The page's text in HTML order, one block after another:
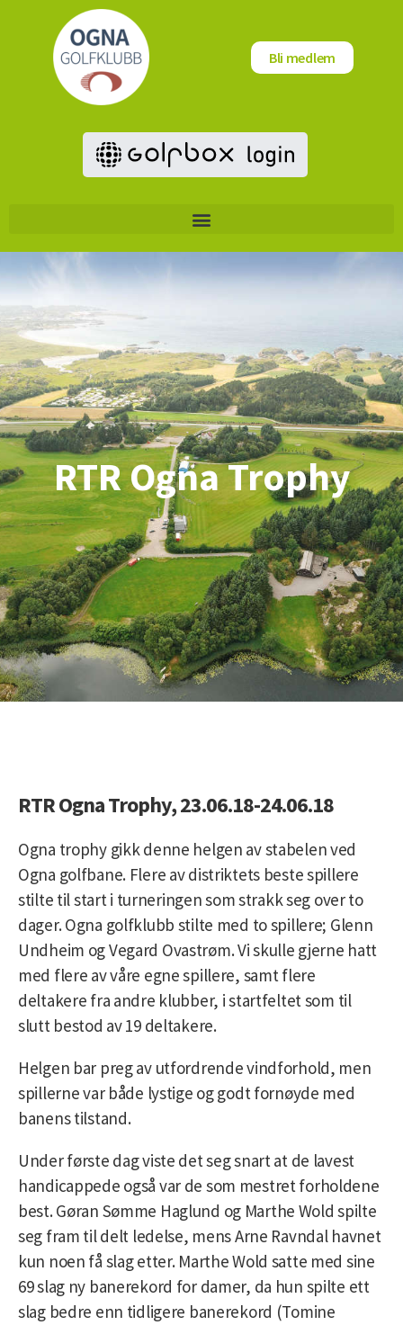
Bli medlem
RTR Ogna Trophy
RTR Ogna Trophy, 23.06.18-24.06.18
Ogna trophy gikk denne helgen av stabelen ved
Ogna golfbane. Flere av distriktets beste spillere
stilte til start i turneringen som strakk seg over to
dager. Ogna golfklubb stilte med to spillere; Glenn
Undheim og Vegard Ovastrøm. Vi skulle gjerne hatt
med flere av våre egne spillere, samt flere
deltakere fra andre klubber, i startfeltet som til
slutt bestod av 19 deltakere.
Helgen bar preg av utfordrende vindforhold, men
spillerne var både lystige og godt fornøyde med
banens tilstand.
Under første dag viste det seg snart at de lavest
handicappede også var de som mestret forholdene
best. Gøran Sømme Haglund og Marthe Wold spilte
seg fram til delt ledelse, mens Arne Ravndal havnet
kun noen få slag etter. Marthe Wold satte med sine
69 slag ny banerekord for damer, da hun spilte ett
slag bedre enn tidligere banerekord (Tomine